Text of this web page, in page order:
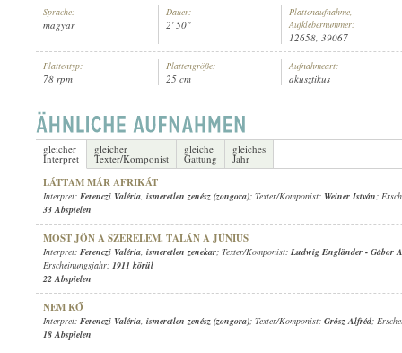
Sprache:
magyar
Dauer:
2' 50"
Plattenaufnahme,
Aufklebernummer:
12658, 39067
Plattentyp:
78 rpm
Plattengröße:
25 cm
Aufnahmeart:
akusztikus
gleicher
Interpret
gleicher
Texter/Komponist
gleiche
Gattung
gleiches
Jahr
LÁTTAM MÁR AFRIKÁT
Interpret: Ferenczi Valéria, ismeretlen zenész (zongora); Texter/Komponist: Weiner István;
33 Abspielen
MOST JÖN A SZERELEM. TALÁN A JÚNIUS
Interpret: Ferenczi Valéria, ismeretlen zenekar; Texter/Komponist: Ludwig Engländer - Gábor
Erscheinungsjahr: 1911 körül
22 Abspielen
NEM KŐ
Interpret: Ferenczi Valéria, ismeretlen zenész (zongora); Texter/Komponist: Grósz Alfréd;
18 Abspielen